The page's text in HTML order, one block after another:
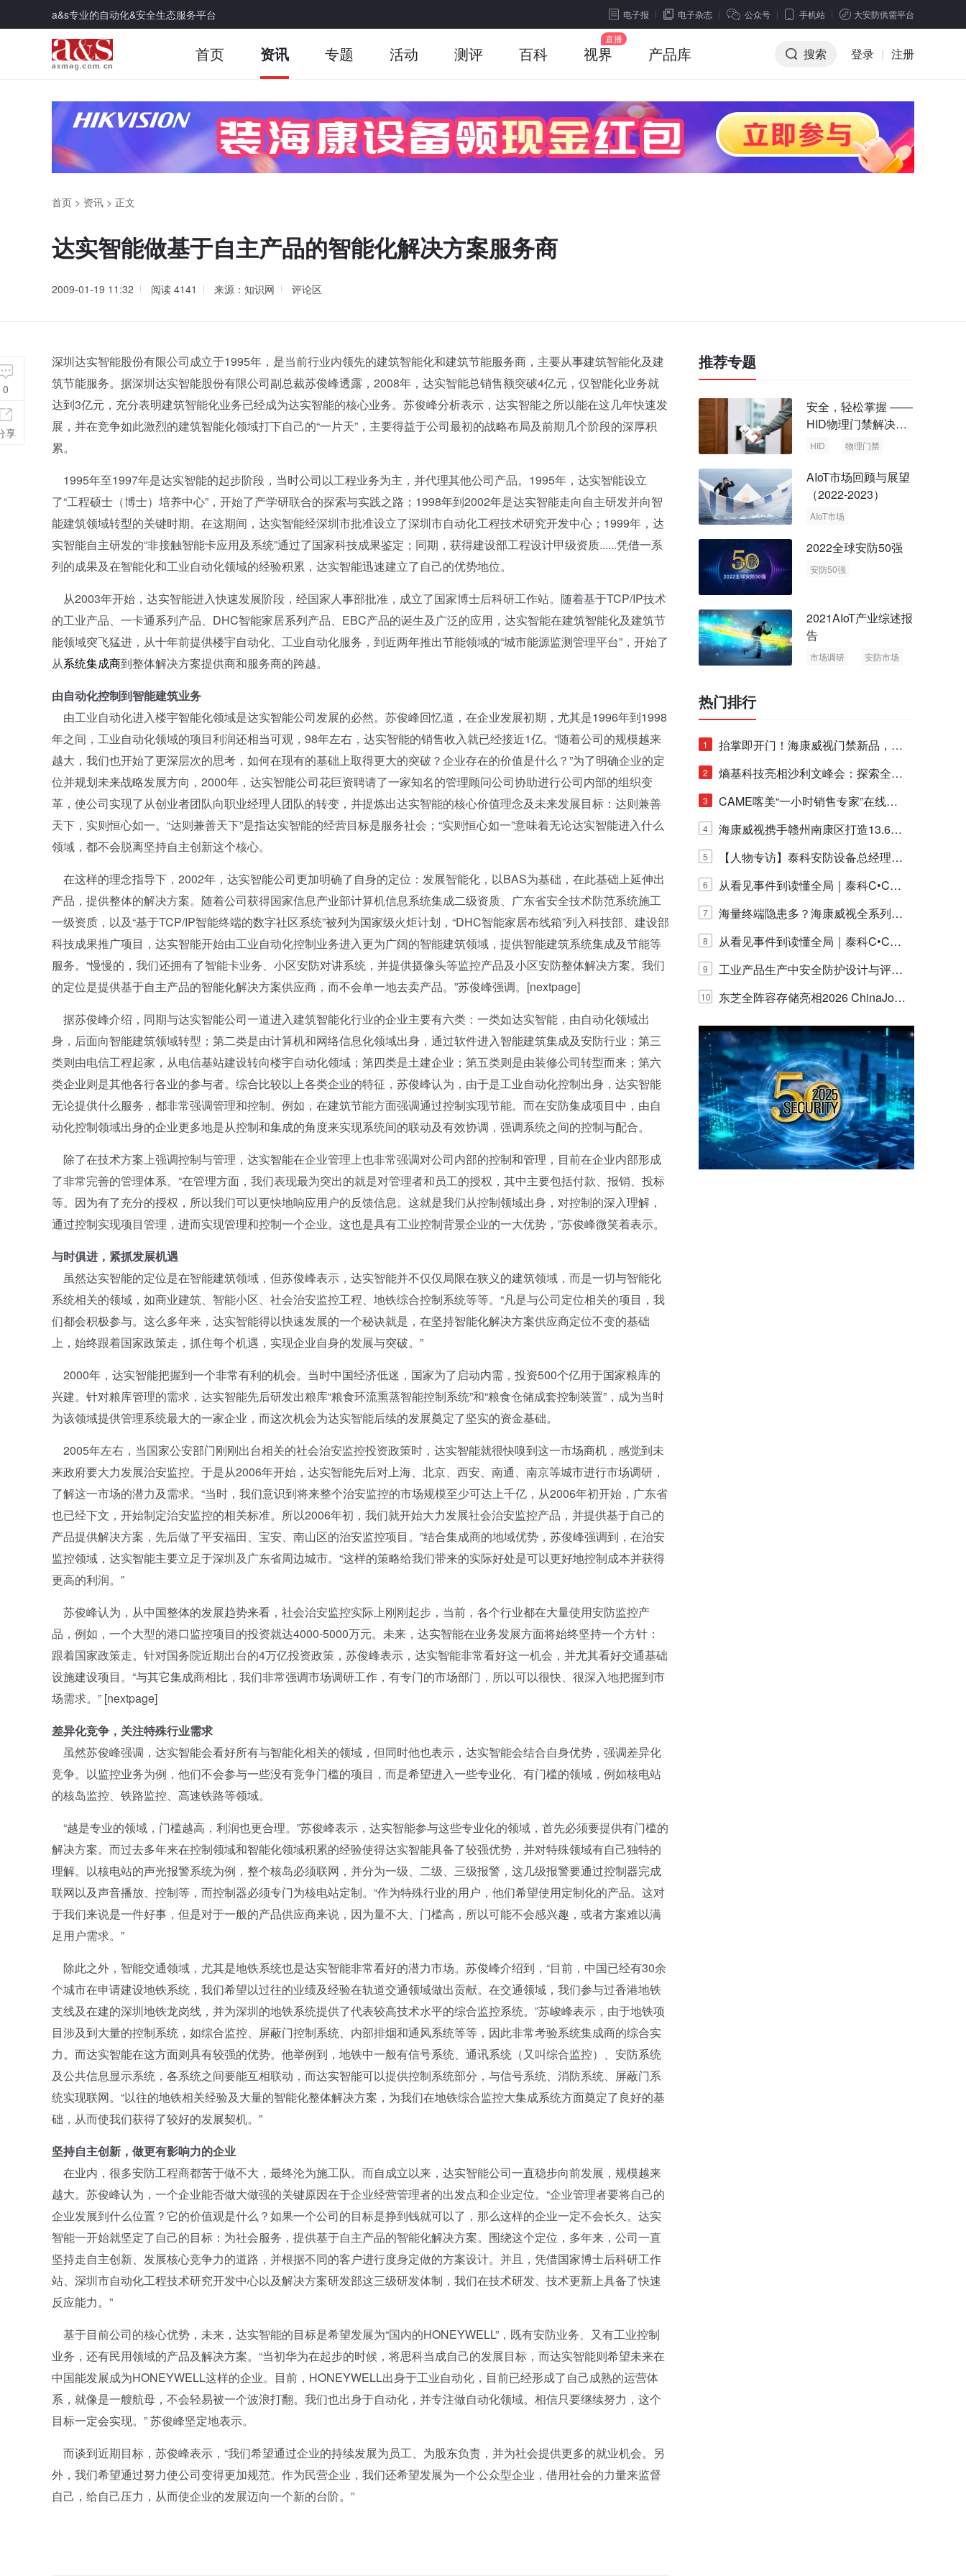
a&s专业的自动化&安全生态服务平台 电子报 电子杂志 公众号 手机站 大安防供需平台
首页 资讯 专题 活动 测评 百科 视界 产品库 搜索 登录 | 注册
首页 > 资讯 > 正文
达实智能做基于自主产品的智能化解决方案服务商
2009-01-19 11:32 阅读 4141 来源：知识网 评论区
深圳达实智能股份有限公司成立于1995年，是当前行业内领先的建筑智能化和建筑节能服务商，主要从事建筑智能化及建
筑节能服务。据深圳达实智能股份有限公司副总裁苏俊峰透露，2008年，达实智能总销售额突破4亿元，仅智能化业务就
达到3亿元，充分表明建筑智能化业务已经成为达实智能的核心业务。苏俊峰分析表示，达实智能之所以能在这几年快速发
展，并在竞争如此激烈的建筑智能化领域打下自己的“一片天”，主要得益于公司最初的战略布局及前期几个阶段的深厚积
累。
1995年至1997年是达实智能的起步阶段，当时公司以工程业务为主，并代理其他公司产品。1995年，达实智能设立
了“工程硕士（博士）培养中心”，开始了产学研联合的探索与实践之路；1998年到2002年是达实智能走向自主研发并向智
能建筑领域转型的关键时期。在这期间，达实智能经深圳市批准设立了深圳市自动化工程技术研究开发中心；1999年，达
实智能自主研发的“非接触智能卡应用及系统”通过了国家科技成果鉴定；同期，获得建设部工程设计甲级资质......凭借一系
列的成果及在智能化和工业自动化领域的经验积累，达实智能迅速建立了自己的优势地位。
从2003年开始，达实智能进入快速发展阶段，经国家人事部批准，成立了国家博士后科研工作站。随着基于TCP/IP技术
的工业产品、一卡通系列产品、DHC智能家居系列产品、EBC产品的诞生及广泛的应用，达实智能在建筑智能化及建筑节
能领域突飞猛进，从十年前提供楼宇自动化、工业自动化服务，到近两年推出节能领域的“城市能源监测管理平台”，开始了
从系统集成商到整体解决方案提供商和服务商的跨越。
由自动化控制到智能建筑业务
由工业自动化进入楼宇智能化领域是达实智能公司发展的必然。苏俊峰回忆道，在企业发展初期，尤其是1996年到1998
年之间，工业自动化领域的项目利润还相当可观，98年左右，达实智能的销售收入就已经接近1亿。“随着公司的规模越来
越大，我们也开始了更深层次的思考，如何在现有的基础上取得更大的突破？企业存在的价值是什么？”为了明确企业的定
位并规划未来战略发展方向，2000年，达实智能公司花巨资聘请了一家知名的管理顾问公司协助进行公司内部的组织变
革，使公司实现了从创业者团队向职业经理人团队的转变，并提炼出达实智能的核心价值理念及未来发展目标：达则兼善
天下，实则恒心如一。“达则兼善天下”是指达实智能的经营目标是服务社会；“实则恒心如一”意味着无论达实智能进入什么
领域，都不会脱离坚持自主创新这个核心。
在这样的理念指导下，2002年，达实智能公司更加明确了自身的定位：发展智能化，以BAS为基础，在此基础上延伸出
产品，提供整体的解决方案。随着公司获得国家信息产业部计算机信息系统集成二级资质、广东省安全技术防范系统施工
一级资质，以及“基于TCP/IP智能终端的数字社区系统”被列为国家级火炬计划，“DHC智能家居布线箱”列入科技部、建设部
科技成果推广项目，达实智能开始由工业自动化控制业务进入更为广阔的智能建筑领域，提供智能建筑系统集成及节能等
服务。“慢慢的，我们还拥有了智能卡业务、小区安防对讲系统，并提供摄像头等监控产品及小区安防整体解决方案。我们
的定位是提供基于自主产品的智能化解决方案供应商，而不会单一地去卖产品。”苏俊峰强调。[nextpage]
据苏俊峰介绍，同期与达实智能公司一道进入建筑智能化行业的企业主要有六类：一类如达实智能，由自动化领域出
身，后面向智能建筑领域转型；第二类是由计算机和网络信息化领域出身，通过软件进入智能建筑集成及安防行业；第三
类则由电信工程起家，从电信基站建设转向楼宇自动化领域；第四类是土建企业；第五类则是由装修公司转型而来；第六
类企业则是其他各行各业的参与者。综合比较以上各类企业的特征，苏俊峰认为，由于是工业自动化控制出身，达实智能
无论提供什么服务，都非常强调管理和控制。例如，在建筑节能方面强调通过控制实现节能。而在安防集成项目中，由自
动化控制领域出身的企业更多地是从控制和集成的角度来实现系统间的联动及有效协调，强调系统之间的控制与配合。
除了在技术方案上强调控制与管理，达实智能在企业管理上也非常强调对公司内部的控制和管理，目前在企业内部形成
了非常完善的管理体系。“在管理方面，我们表现最为突出的就是对管理者和员工的授权，其中主要包括付款、报销、投标
等。因为有了充分的授权，所以我们可以更快地响应用户的反馈信息。这就是我们从控制领域出身，对控制的深入理解，
通过控制实现项目管理，进而实现管理和控制一个企业。这也是具有工业控制背景企业的一大优势，”苏俊峰微笑着表示。
与时俱进，紧抓发展机遇
虽然达实智能的定位是在智能建筑领域，但苏俊峰表示，达实智能并不仅仅局限在狭义的建筑领域，而是一切与智能化
系统相关的领域，如商业建筑、智能小区、社会治安监控工程、地铁综合控制系统等等。“凡是与公司定位相关的项目，我
们都会积极参与。这么多年来，达实智能得以快速发展的一个秘诀就是，在坚持智能化解决方案供应商定位不变的基础
上，始终跟着国家政策走，抓住每个机遇，实现企业自身的发展与突破。”
2000年，达实智能把握到一个非常有利的机会。当时中国经济低迷，国家为了启动内需，投资500个亿用于国家粮库的
兴建。针对粮库管理的需求，达实智能先后研发出粮库“粮食环流熏蒸智能控制系统”和“粮食仓储成套控制装置”，成为当时
为该领域提供管理系统最大的一家企业，而这次机会为达实智能后续的发展奠定了坚实的资金基础。
2005年左右，当国家公安部门刚刚出台相关的社会治安监控投资政策时，达实智能就很快嗅到这一市场商机，感觉到未
来政府要大力发展治安监控。于是从2006年开始，达实智能先后对上海、北京、西安、南通、南京等城市进行市场调研，
了解这一市场的潜力及需求。“当时，我们意识到将来整个治安监控的市场规模至少可达上千亿，从2006年初开始，广东省
也已经下文，开始制定治安监控的相关标准。所以2006年初，我们就开始大力发展社会治安监控产品，并提供基于自己的
产品提供解决方案，先后做了平安福田、宝安、南山区的治安监控项目。”结合集成商的地域优势，苏俊峰强调到，在治安
监控领域，达实智能主要立足于深圳及广东省周边城市。“这样的策略给我们带来的实际好处是可以更好地控制成本并获得
更高的利润。”
苏俊峰认为，从中国整体的发展趋势来看，社会治安监控实际上刚刚起步，当前，各个行业都在大量使用安防监控产
品，例如，一个大型的港口监控项目的投资就达4000-5000万元。未来，达实智能在业务发展方面将始终坚持一个方针：
跟着国家政策走。针对国务院近期出台的4万亿投资政策，苏俊峰表示，达实智能非常看好这一机会，并尤其看好交通基础
设施建设项目。“与其它集成商相比，我们非常强调市场调研工作，有专门的市场部门，所以可以很快、很深入地把握到市
场需求。” [nextpage]
差异化竞争，关注特殊行业需求
虽然苏俊峰强调，达实智能会看好所有与智能化相关的领域，但同时他也表示，达实智能会结合自身优势，强调差异化
竞争。以监控业务为例，他们不会参与一些没有竞争门槛的项目，而是希望进入一些专业化、有门槛的领域，例如核电站
的核岛监控、铁路监控、高速铁路等领域。
“越是专业的领域，门槛越高，利润也更合理。”苏俊峰表示，达实智能参与这些专业化的领域，首先必须要提供有门槛的
解决方案。而过去多年来在控制领域和智能化领域积累的经验使得达实智能具备了较强优势，并对特殊领域有自己独特的
理解。以核电站的声光报警系统为例，整个核岛必须联网，并分为一级、二级、三级报警，这几级报警要通过控制器完成
联网以及声音播放、控制等，而控制器必须专门为核电站定制。“作为特殊行业的用户，他们希望使用定制化的产品。这对
于我们来说是一件好事，但是对于一般的产品供应商来说，因为量不大、门槛高，所以可能不会感兴趣，或者方案难以满
足用户需求。”
除此之外，智能交通领域，尤其是地铁系统也是达实智能非常看好的潜力市场。苏俊峰介绍到，“目前，中国已经有30余
个城市在申请建设地铁系统，我们希望以过往的业绩及经验在轨道交通领域做出贡献。在交通领域，我们参与过香港地铁
支线及在建的深圳地铁龙岗线，并为深圳的地铁系统提供了代表较高技术水平的综合监控系统。”苏峻峰表示，由于地铁项
目涉及到大量的控制系统，如综合监控、屏蔽门控制系统、内部排烟和通风系统等等，因此非常考验系统集成商的综合实
力。而达实智能在这方面则具有较强的优势。他举例到，地铁中一般有信号系统、通讯系统（又叫综合监控）、安防系统
及公共信息显示系统，各系统之间要能互相联动，而达实智能可以提供控制系统部分，与信号系统、消防系统、屏蔽门系
统实现联网。“以往的地铁相关经验及大量的智能化整体解决方案，为我们在地铁综合监控大集成系统方面奠定了良好的基
础，从而使我们获得了较好的发展契机。”
坚持自主创新，做更有影响力的企业
在业内，很多安防工程商都苦于做不大，最终沦为施工队。而自成立以来，达实智能公司一直稳步向前发展，规模越来
越大。苏俊峰认为，一个企业能否做大做强的关键原因在于企业经营管理者的出发点和企业定位。“企业管理者要将自己的
企业发展到什么位置？它的价值观是什么？如果一个公司的目标是挣到钱就可以了，那么这样的企业一定不会长久。达实
智能一开始就坚定了自己的目标：为社会服务，提供基于自主产品的智能化解决方案。围绕这个定位，多年来，公司一直
坚持走自主创新、发展核心竞争力的道路，并根据不同的客户进行度身定做的方案设计。并且，凭借国家博士后科研工作
站、深圳市自动化工程技术研究开发中心以及解决方案研发部这三级研发体制，我们在技术研发、技术更新上具备了快速
反应能力。”
基于目前公司的核心优势，未来，达实智能的目标是希望发展为“国内的HONEYWELL”，既有安防业务、又有工业控制
业务，还有民用领域的产品及解决方案。“当初华为在起步的时候，将思科当成自己的发展目标，而达实智能则希望未来在
中国能发展成为HONEYWELL这样的企业。目前，HONEYWELL出身于工业自动化，目前已经形成了自己成熟的运营体
系，就像是一艘航母，不会轻易被一个波浪打翻。我们也出身于自动化，并专注做自动化领域。相信只要继续努力，这个
目标一定会实现。” 苏俊峰坚定地表示。
而谈到近期目标，苏俊峰表示，“我们希望通过企业的持续发展为员工、为股东负责，并为社会提供更多的就业机会。另
外，我们希望通过努力使公司变得更加规范。作为民营企业，我们还希望发展为一个公众型企业，借用社会的力量来监督
自己，给自己压力，从而使企业的发展迈向一个新的台阶。”
0
享
推荐专题
安全，轻松掌握 ——
HID物理门禁解决方
案，启动智慧安全新
HID 物理门禁
AIoT市场回顾与展望
（2022-2023）
AIoT市场
2022全球安防50强
安防50强
2021AIoT产业综述报
告
市场调研
安防市场
热门排行
1
抬掌即开门！海康威视门禁新品，不
止认人脸，更认"掌"中静脉！
2
熵基科技亮相沙利文峰会：探索全栈
脑机技术商业化生态新路径
3
CAME喀美“一小时销售专家”在线赋
能培训正式启动！
4
海康威视携手赣州南康区打造13.6公
里绿波网
5
【人物专访】泰科安防设备总经理张
宁解码安防出海新范式
6
从看见事件到读懂全局｜泰科C•CUR
E IQ 3.20开启安防运营智能新时代
7
海量终端隐患多？海康威视全系列物
联安全产品，四层守护更放心！
8
从看见事件到读懂全局｜泰科C•CUR
E IQ 3.20开启安防运营智能新时代
9
工业产品生产中安全防护设计与评估
的实践与探讨
10
东芝全阵容存储亮相2026 ChinaJo
y，以海量数据底座赋能“与AI同游”新
体验